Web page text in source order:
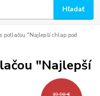
Hľadať
potlačou "Najlepší chlap pod
"Najlepší
19,90 €